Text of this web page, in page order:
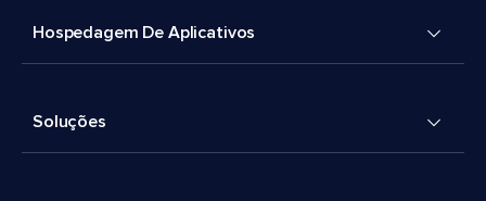
Hospedagem De Aplicativos
Soluções